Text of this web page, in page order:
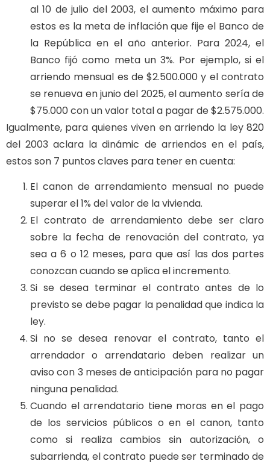
al 10 de julio del 2003, el aumento máximo para
estos es la meta de inflación que fije el Banco de
la República en el año anterior. Para 2024, el
Banco fijó como meta un 3%. Por ejemplo, si el
arriendo mensual es de $2.500.000 y el contrato
se renueva en junio del 2025, el aumento sería de
$75.000 con un valor total a pagar de $2.575.000.
Igualmente, para quienes viven en arriendo la ley 820
del 2003 aclara la dinámic de arriendos en el país,
estos son 7 puntos claves para tener en cuenta:
El canon de arrendamiento mensual no puede
superar el 1% del valor de la vivienda.
El contrato de arrendamiento debe ser claro
sobre la fecha de renovación del contrato, ya
sea a 6 o 12 meses, para que así las dos partes
conozcan cuando se aplica el incremento.
Si se desea terminar el contrato antes de lo
previsto se debe pagar la penalidad que indica la
ley.
Si no se desea renovar el contrato, tanto el
arrendador o arrendatario deben realizar un
aviso con 3 meses de anticipación para no pagar
ninguna penalidad.
Cuando el arrendatario tiene moras en el pago
de los servicios públicos o en el canon, tanto
como si realiza cambios sin autorización, o
subarrienda, el contrato puede ser terminado de